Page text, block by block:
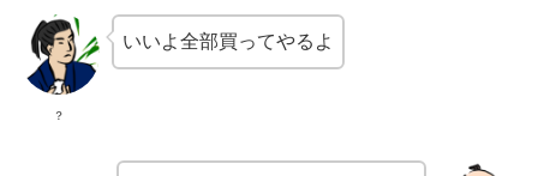
？
いいよ全部買ってやるよ